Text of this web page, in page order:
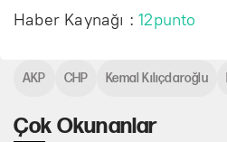
Haber Kaynağı :12punto
Çok Okunanlar
AKP CHP Kemal Kılıçdaroğlu